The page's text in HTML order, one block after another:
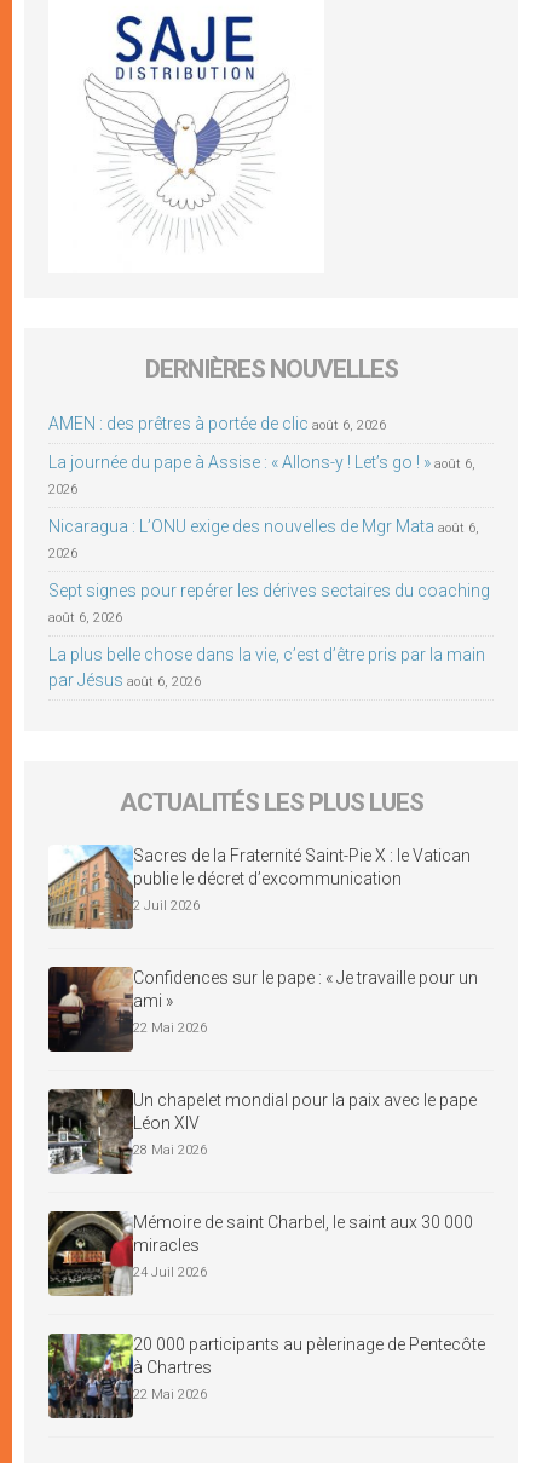
DERNIÈRES NOUVELLES
AMEN : des prêtres à portée de clic août 6, 2026
La journée du pape à Assise : « Allons-y ! Let’s go ! » août 6,
2026
Nicaragua : L’ONU exige des nouvelles de Mgr Mata août 6,
2026
Sept signes pour repérer les dérives sectaires du coaching
août 6, 2026
La plus belle chose dans la vie, c’est d’être pris par la main
par Jésus août 6, 2026
ACTUALITÉS LES PLUS LUES
Sacres de la Fraternité Saint-Pie X : le Vatican
publie le décret d’excommunication
2 Juil 2026
Confidences sur le pape : « Je travaille pour un
ami »
22 Mai 2026
Un chapelet mondial pour la paix avec le pape
Léon XIV
28 Mai 2026
Mémoire de saint Charbel, le saint aux 30 000
miracles
24 Juil 2026
20 000 participants au pèlerinage de Pentecôte
à Chartres
22 Mai 2026